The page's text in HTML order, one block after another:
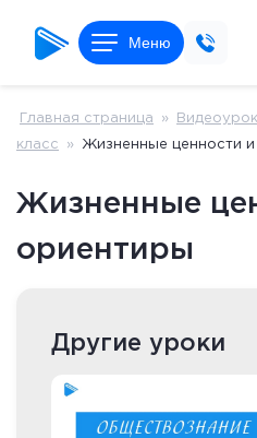
Меню
Главная страница »
класс » Жизненные ценности
Жизненные
ориентиры
Другие уроки